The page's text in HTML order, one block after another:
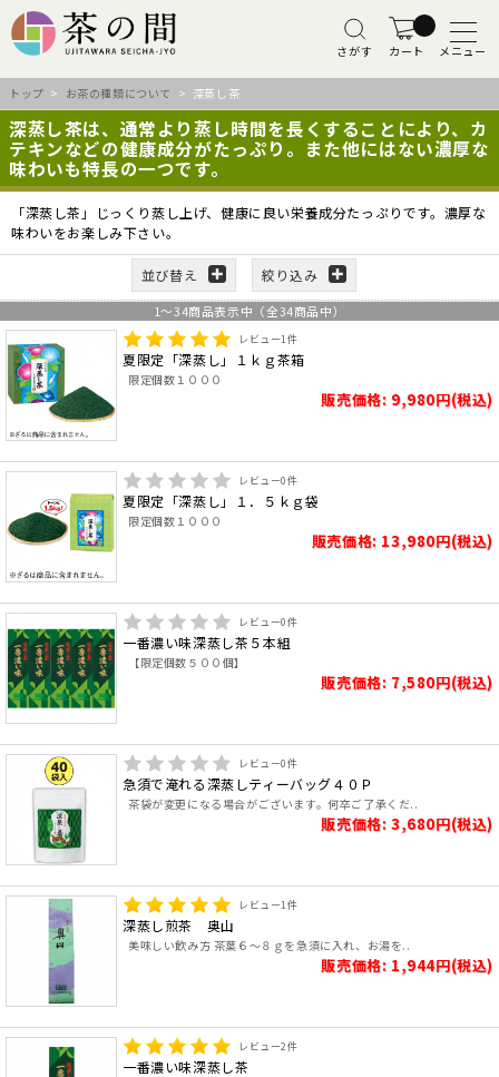
さがす カート メニュー
トップ > お茶の種類について > 深蒸し茶
深蒸し茶は、通常より蒸し時間を長くすることにより、カ
テキンなどの健康成分がたっぷり。また他にはない濃厚な
味わいも特長の一つです。
「深蒸し茶」じっくり蒸し上げ、健康に良い栄養成分たっぷりです。濃厚な
味わいをお楽しみ下さい。
並び替え 絞り込み
1～34商品表示中（全34商品中）
レビュー1件
夏限定「深蒸し」１ｋｇ茶箱
限定個数１０００
販売価格: 9,980円(税込)
レビュー0件
夏限定「深蒸し」１．５ｋｇ袋
限定個数１０００
販売価格: 13,980円(税込)
レビュー0件
一番濃い味深蒸し茶５本組
【限定個数５００個】
販売価格: 7,580円(税込)
レビュー0件
急須で淹れる深蒸しティーバッグ４０Ｐ
茶袋が変更になる場合がございます。何卒ご了承くだ..
販売価格: 3,680円(税込)
レビュー1件
深蒸し煎茶 奥山
美味しい飲み方 茶葉６～８ｇを急須に入れ、お湯を..
販売価格: 1,944円(税込)
レビュー2件
一番濃い味深蒸し茶